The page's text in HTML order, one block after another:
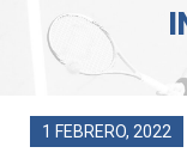
1 FEBRERO, 2022